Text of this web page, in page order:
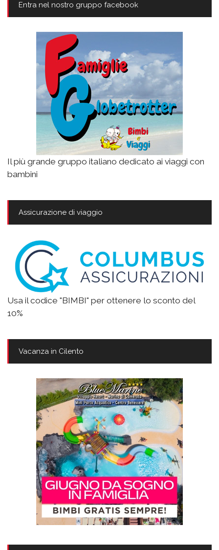
Entra nel nostro gruppo facebook
Il più grande gruppo italiano dedicato ai viaggi con
bambini
Assicurazione di viaggio
Usa il codice "BIMBI" per ottenere lo sconto del
10%
Vacanza in Cilento